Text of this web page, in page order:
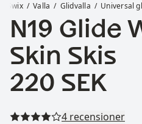
Swix Valla Glidvalla Universal
N19 Glide
Skin Skis
Pris:
220 SEK
Läs alla
4 recensioner